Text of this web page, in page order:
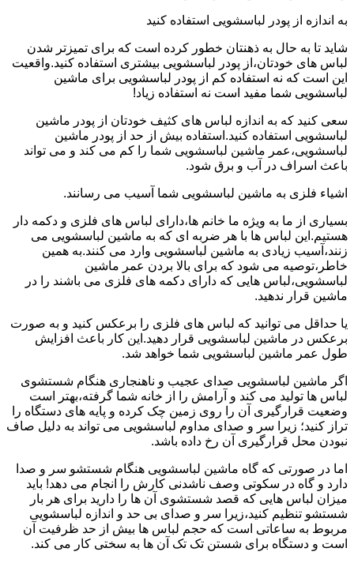
به اندازه از پودر لباسشویی استفاده کنید
شاید تا به حال به ذهنتان خطور کرده است که برای تمیزتر شدن
لباس های خودتان،از پودر لباسشویی بیشتری استفاده کنید.واقعیت
این است که نه استفاده کم از پودر لباسشویی برای ماشین
لباسشویی شما مفید است نه استفاده زیاد!
سعی کنید که به اندازه لباس های کثیف خودتان از پودر ماشین
لباسشویی استفاده کنید.استفاده بیش از حد از پودر ماشین
لباسشویی،عمر ماشین لباسشویی شما را کم می کند و می تواند
باعث اسراف در آب و برق شود.
اشیاء فلزی به ماشین لباسشویی شما آسیب می رسانند.
بسیاری از ما به ویژه ما خانم ها،دارای لباس های فلزی و دکمه دار
هستیم.این لباس ها با هر ضربه ای که به ماشین لباسشویی می
زنند،آسیب زیادی به ماشین لباسشویی وارد می کنند.به همین
خاطر،توصیه می شود که برای بالا بردن عمر ماشین
لباسشویی،لباس هایی که دارای دکمه های فلزی می باشند را در
ماشین قرار ندهید.
یا حداقل می توانید که لباس های فلزی را برعکس کنید و به صورت
برعکس در ماشین لباسشویی قرار دهید.این کار باعث افزایش
طول عمر ماشین لباسشویی شما خواهد شد.
اگر ماشین لباسشویی صدای عجیب و ناهنجاری هنگام شستشوی
لباس ها تولید می کند و آرامش را از خانه شما گرفته،بهتر است
وضعیت قرارگیری آن را روی زمین چک کرده و پایه های دستگاه را
تراز کنید؛ زیرا سر و صدای مداوم لباسشویی می تواند به دلیل صاف
نبودن محل قرارگیری آن رخ داده باشد.
اما در صورتی که گاه ماشین لباسشویی هنگام شستشو سر و صدا
دارد و گاه در سکوتی وصف ناشدنی کارش را انجام می دهد! باید
میزان لباس هایی که قصد شستشوی آن ها را دارید برای هر بار
شستشو تنظیم کنید،زیرا سر و صدای بی حد و اندازه لباسشویی
مربوط به ساعاتی است که حجم لباس ها بیش از حد ظرفیت آن
است و دستگاه برای شستن تک تک آن ها به سختی کار می کند.